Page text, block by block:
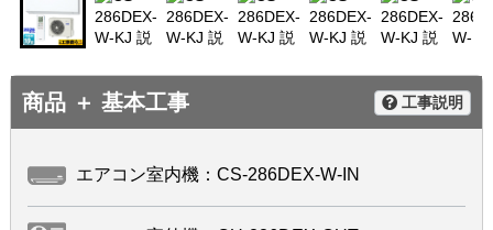
商品 ＋ 基本工事 工事説明
エアコン室内機：CS-286DEX-W-IN